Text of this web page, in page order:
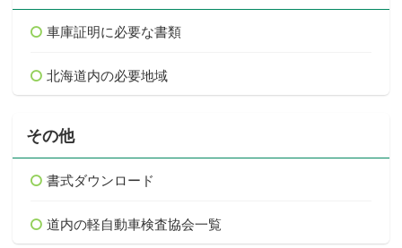
車庫証明に必要な書類
北海道内の必要地域
その他
書式ダウンロード
道内の軽自動車検査協会一覧